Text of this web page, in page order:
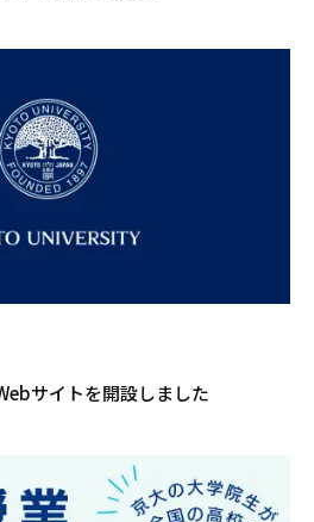
サイトを開設しました